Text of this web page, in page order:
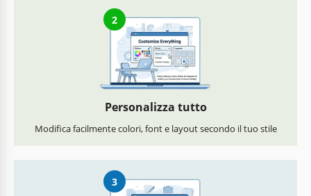
2
Personalizza tutto
Modifica facilmente colori, font e layout secondo il tuo stile
3